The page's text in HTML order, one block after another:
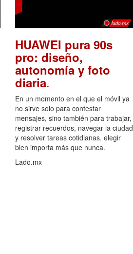
HUAWEI pura 90s
pro: diseño,
autonomía y foto
diaria.
En un momento en el que el móvil ya
no sirve solo para contestar
mensajes, sino también para trabajar,
registrar recuerdos, navegar la ciudad
y resolver tareas cotidianas, elegir
bien importa más que nunca.
Lado.mx